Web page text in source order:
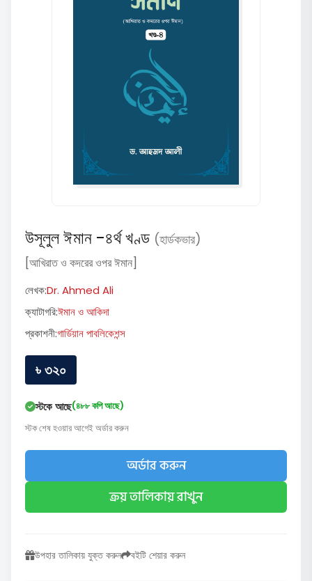
উসূলুল ঈমান -৪র্থ খণ্ড (হার্ডকভার)
[আখিরাত ও কদরের ওপর ঈমান]
লেখক:Dr. Ahmed Ali
ক্যাটাগরি:ঈমান ও আকিদা
প্রকাশনী:গার্ডিয়ান পাবলিকেশন্স
৳ ৩২০
স্টকে আছে(৪৮৮ কপি আছে)
স্টক শেষ হওয়ার আগেই অর্ডার করুন
অর্ডার করুন
ক্রয় তালিকায় রাখুন
উপহার তালিকায় যুক্ত করুন বইটি শেয়ার করুন